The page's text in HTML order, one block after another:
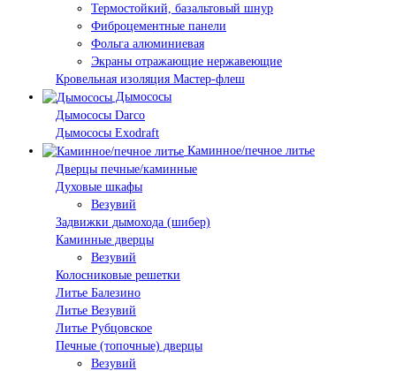
Термостойкий, базальтовый шнур
Фиброцементные панели
Фольга алюминиевая
Экраны отражающие нержавеющие
Кровельная изоляция Мастер-флеш
Дымососы
Дымососы Darco
Дымососы Exodraft
Каминное/печное литье
Дверцы печные/каминные
Духовые шкафы
Везувий
Задвижки дымохода (шибер)
Каминные дверцы
Везувий
Колосниковые решетки
Литье Балезино
Литье Везувий
Литье Рубцовское
Печные (топочные) дверцы
Везувий